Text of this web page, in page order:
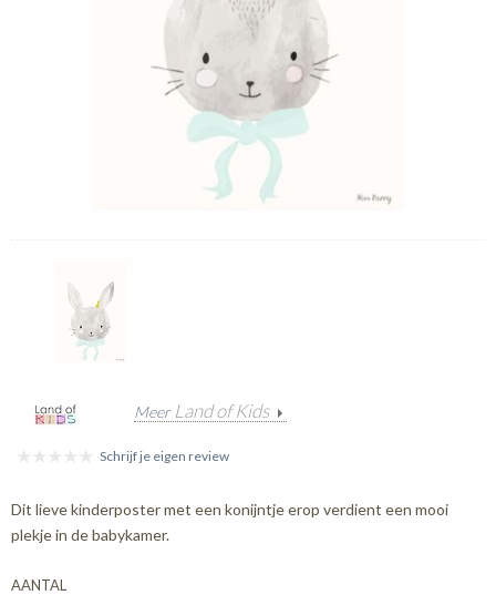
Meer Land of Kids
Schrijf je eigen review
Dit lieve kinderposter met een konijntje erop verdient een mooi
plekje in de babykamer.
AANTAL